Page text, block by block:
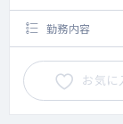
勤務内容
お気に